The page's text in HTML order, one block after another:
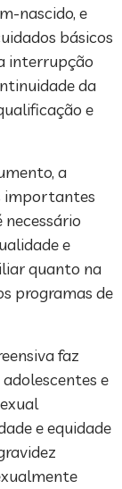
nascido, e
básicos
interrupção
da
e
a
importantes
necessário
e
quanto na
programas de
faz
e
e equidade